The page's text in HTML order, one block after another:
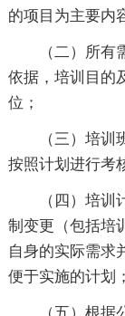
的项目为主要内
（二）所
依据，培训目的
位；
（三）培
按照计划进行考
（四）培
制变更（包括培
自身的实际需求
便于实施的计划；